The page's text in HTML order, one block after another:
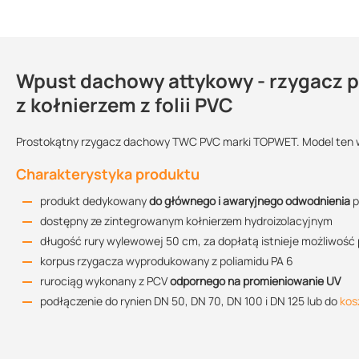
Wpust dachowy attykowy - rzygacz
z kołnierzem z folii PVC
Prostokątny rzygacz dachowy TWC PVC marki TOPWET. Model
Charakterystyka produktu
produkt dedykowanydo głównego i awaryjnego odwodnienia
dostępny ze zintegrowanym kołnierzem hydroizolacyjnym
długość rury wylewowej 50 cm, za dopłatą istnieje możliwość
korpus rzygacza wyprodukowany z poliamidu PA 6
rurociąg wykonany z PCVodpornego na promieniowanie UV
podłączenie do rynien DN 50, DN 70, DN 100 i DN 125 lub do
Dlaczego warto kupić i zastosować
produkty dostępne są u nas od ręki
zyskujesz 100% szczelności hydroizolacji
odwodnienie attykowe jest bardziej ekonomiczne ze względu
zmniejsza straty ciepła
łatwy dostęp serwisowy, który nie wymaga ingerencji w
estetyczne i praktyczne rozwiązanie
kupując ten produkt u nas otrzymujesz profesjonalną
technicznego
Czy wiesz że...
opakowania:
1 sztuka
tak
Przepustowość
Średnica Rekomendowana przepustowość
Wysokość słupa
204.25 KB
Instrukcja montażu
504.66 KB
Rysunek techniczny TWC PVC 50x100
Kontakt